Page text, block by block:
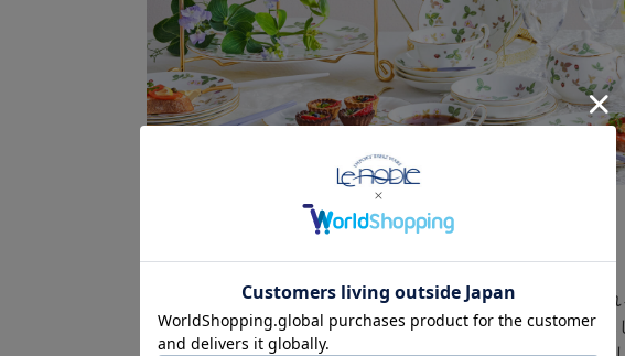
ウェッジウッド（Wedgwood）は「英国陶工の父」と呼ば
1759年に創立された洋食器ブランドです。イギリス王室を